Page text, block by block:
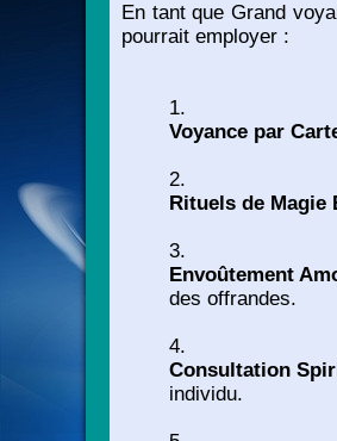
En tant que Grand
pourrait employer :
Voyance par
Rituels de Magie
Envoûtement
des offrandes.
Consultation
individu.